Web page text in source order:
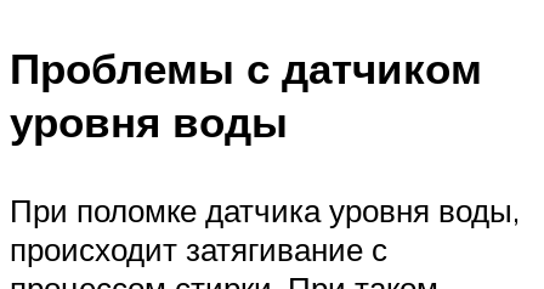
Проблемы с датчиком
уровня воды
При поломке датчика уровня воды,
происходит затягивание с